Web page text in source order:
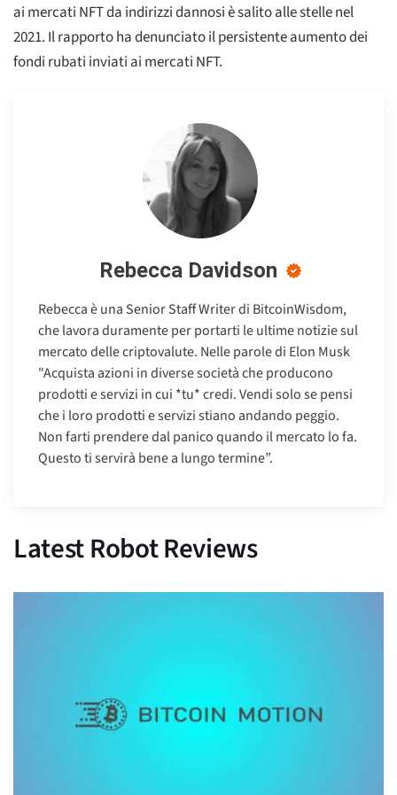
ai mercati NFT da indirizzi dannosi è salito alle stelle nel
2021. Il rapporto ha denunciato il persistente aumento dei
fondi rubati inviati ai mercati NFT.
Rebecca Davidson
Rebecca è una Senior Staff Writer di BitcoinWisdom,
che lavora duramente per portarti le ultime notizie sul
mercato delle criptovalute. Nelle parole di Elon Musk
"Acquista azioni in diverse società che producono
prodotti e servizi in cui *tu* credi. Vendi solo se pensi
che i loro prodotti e servizi stiano andando peggio.
Non farti prendere dal panico quando il mercato lo fa.
Questo ti servirà bene a lungo termine”.
Latest Robot Reviews